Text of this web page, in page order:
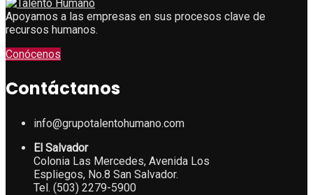
Apoyamos a las empresas en sus procesos clave de
recursos humanos.
Conócenos
Contáctanos
info@grupotalentohumano.com
El Salvador
Colonia Las Mercedes, Avenida Los
Espliegos, No.8 San Salvador.
Tel. (503) 2279-5900